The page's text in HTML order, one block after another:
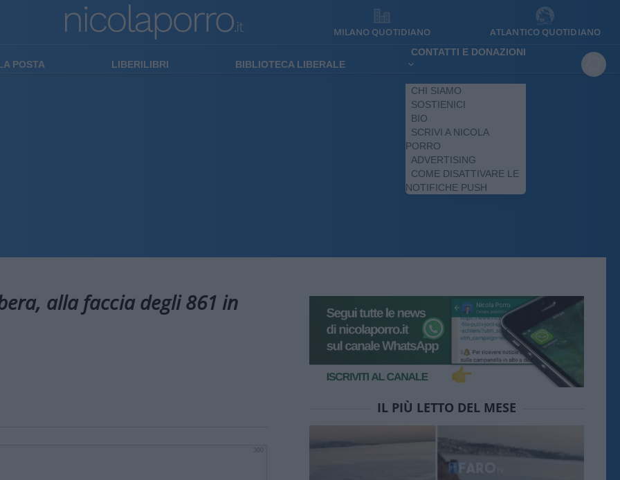
MILANO QUOTIDIANO ATLANTICO QUOTIDIANO
POSTA LIBERILIBRI BIBLIOTECA LIBERALE
CONTATTI E DONAZIONI
CHI SIAMO
SOSTIENICI
BIO
SCRIVI A NICOLA
PORRO
ADVERTISING
COME DISATTIVARE LE
NOTIFICHE PUSH
alla faccia degli 861 in
IL PIÙ LETTO DEL MESE